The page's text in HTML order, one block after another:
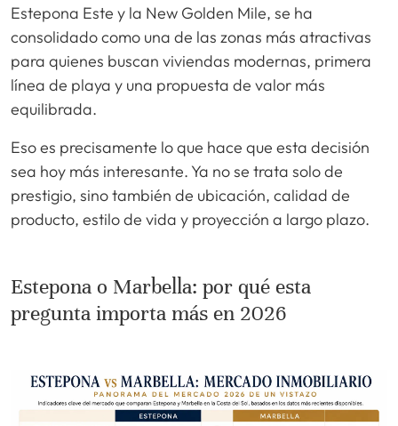
Estepona Este y la New Golden Mile, se ha
consolidado como una de las zonas más atractivas
para quienes buscan viviendas modernas, primera
línea de playa y una propuesta de valor más
equilibrada.
Eso es precisamente lo que hace que esta decisión
sea hoy más interesante. Ya no se trata solo de
prestigio, sino también de ubicación, calidad de
producto, estilo de vida y proyección a largo plazo.
Estepona o Marbella: por qué esta
pregunta importa más en 2026